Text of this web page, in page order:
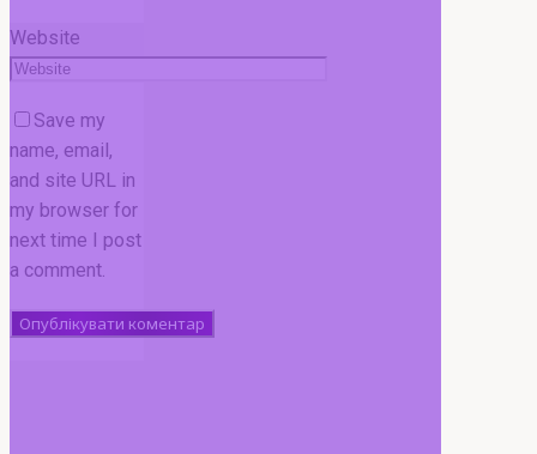
Website
Save my
name, email,
and site URL in
my browser for
next time I post
a comment.